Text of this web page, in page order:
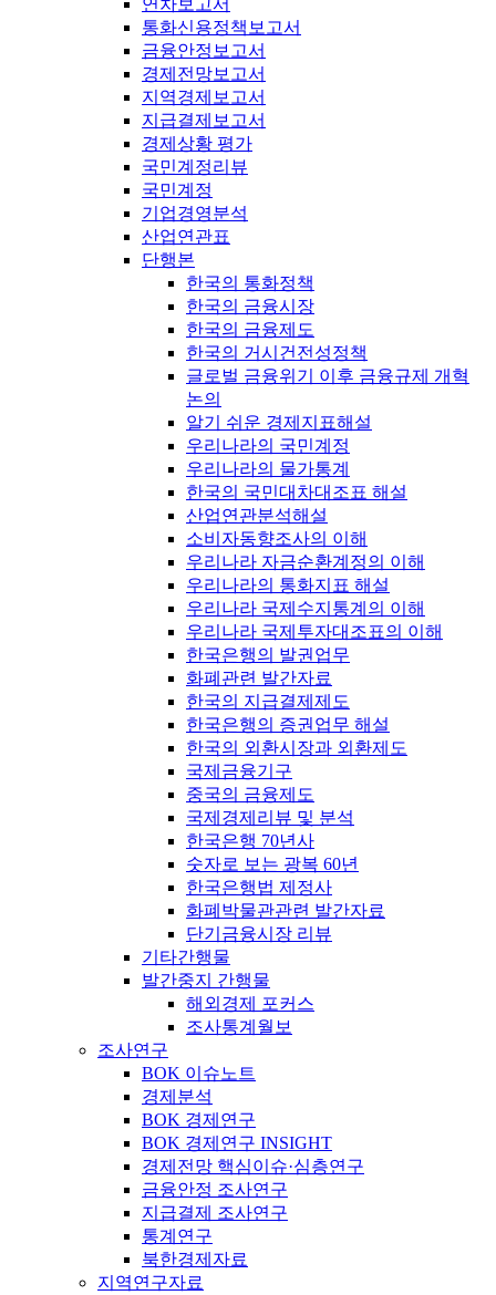
연차보고서
통화신용정책보고서
금융안정보고서
경제전망보고서
지역경제보고서
지급결제보고서
경제상황 평가
국민계정리뷰
국민계정
기업경영분석
산업연관표
단행본
한국의 통화정책
한국의 금융시장
한국의 금융제도
한국의 거시건전성정책
글로벌 금융위기 이후 금융규제 개혁
논의
알기 쉬운 경제지표해설
우리나라의 국민계정
우리나라의 물가통계
한국의 국민대차대조표 해설
산업연관분석해설
소비자동향조사의 이해
우리나라 자금순환계정의 이해
우리나라의 통화지표 해설
우리나라 국제수지통계의 이해
우리나라 국제투자대조표의 이해
한국은행의 발권업무
화폐관련 발간자료
한국의 지급결제제도
한국은행의 증권업무 해설
한국의 외환시장과 외환제도
국제금융기구
중국의 금융제도
국제경제리뷰 및 분석
한국은행 70년사
숫자로 보는 광복 60년
한국은행법 제정사
화폐박물관관련 발간자료
단기금융시장 리뷰
기타간행물
발간중지 간행물
해외경제 포커스
조사통계월보
조사연구
BOK 이슈노트
경제분석
BOK 경제연구
BOK 경제연구 INSIGHT
경제전망 핵심이슈·심층연구
금융안정 조사연구
지급결제 조사연구
통계연구
북한경제자료
지역연구자료